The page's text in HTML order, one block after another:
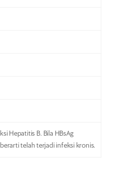
Hepatitis B. Bila HBsAg
telah terjadi infeksi kronis.